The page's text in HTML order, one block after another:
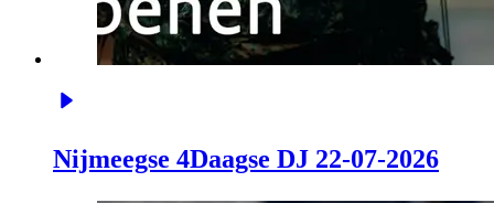
Nijmeegse 4Daagse DJ 22-07-2026